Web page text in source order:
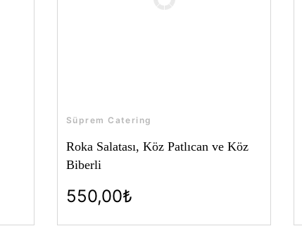
Süprem Catering
Roka Salatası, Köz Patlıcan ve Köz
Biberli
550,00₺